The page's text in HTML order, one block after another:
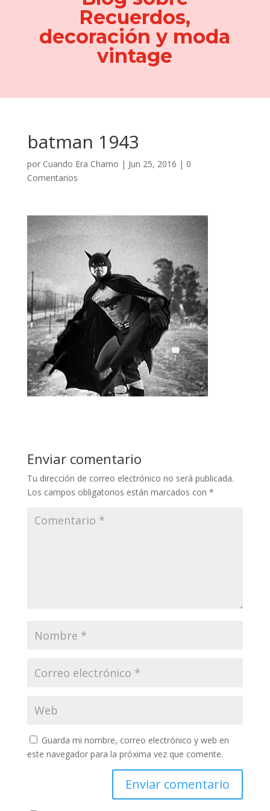
Recuerdos,
decoración y moda
vintage
batman 1943
por Cuando Era Chamo | Jun 25, 2016 | 0
Comentarios
Enviar comentario
Tu dirección de correo electrónico no será publicada.
Los campos obligatorios están marcados con *
Guarda mi nombre, correo electrónico y web en
este navegador para la próxima vez que comente.